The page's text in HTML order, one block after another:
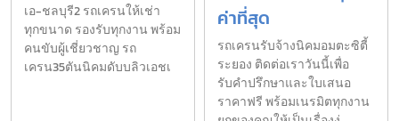
เอ-ชลบุรี2 รถเครนให้เช่า
ทุกขนาด รองรับทุกงาน พร้อม
คนขับผู้เชี่ยวชาญ รถ
เครน35ตันนิคมดับบลิวเอชเ
ค่าที่สุด
รถเครนรับจ้างนิคมอมตะซิตี้
ระยอง ติดต่อเราวันนี้เพื่อ
รับคำปรึกษาและใบเสนอ
ราคาฟรี พร้อมเนรมิตทุกงาน